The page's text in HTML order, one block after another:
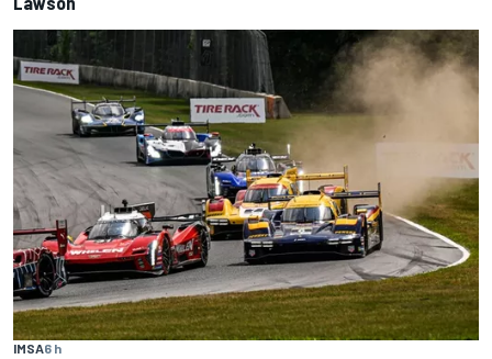
IMSA6 h